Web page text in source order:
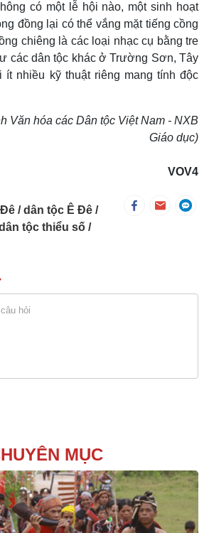
có một lễ hội nào, một sinh hoạt
đồng lại có thể vắng mặt tiếng cồng
chiêng là các loại nhạc cụ bằng tre
các dân tộc khác ở Trường Sơn, Tây
ít nhiều kỹ thuật riêng mang tính độc
Văn hóa các Dân tộc Việt Nam - NXB
Giáo dục)
VOV4
dân tộc Ê Đê
tộc thiểu số
MỤC